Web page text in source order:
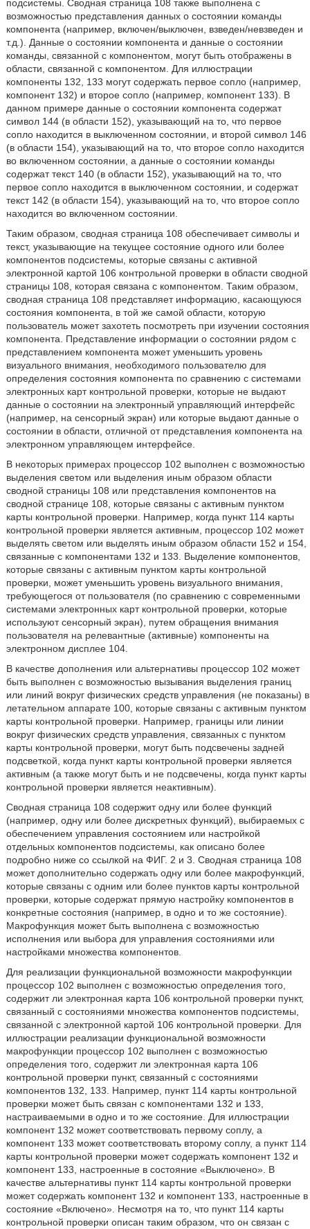
подсистемы. Сводная страница 108 также выполнена с
возможностью представления данных о состоянии команды
компонента (например, включен/выключен, взведен/невзведен и
т.д.). Данные о состоянии компонента и данные о состоянии
команды, связанной с компонентом, могут быть отображены в
области, связанной с компонентом. Для иллюстрации
компоненты 132, 133 могут содержать первое сопло (например,
компонент 132) и второе сопло (например, компонент 133). В
данном примере данные о состоянии компонента содержат
символ 144 (в области 152), указывающий на то, что первое
сопло находится в выключенном состоянии, и второй символ 146
(в области 154), указывающий на то, что второе сопло находится
во включенном состоянии, а данные о состоянии команды
содержат текст 140 (в области 152), указывающий на то, что
первое сопло находится в выключенном состоянии, и содержат
текст 142 (в области 154), указывающий на то, что второе сопло
находится во включенном состоянии.
Таким образом, сводная страница 108 обеспечивает символы и
текст, указывающие на текущее состояние одного или более
компонентов подсистемы, которые связаны с активной
электронной картой 106 контрольной проверки в области сводной
страницы 108, которая связана с компонентом. Таким образом,
сводная страница 108 представляет информацию, касающуюся
состояния компонента, в той же самой области, которую
пользователь может захотеть посмотреть при изучении состояния
компонента. Представление информации о состоянии рядом с
представлением компонента может уменьшить уровень
визуального внимания, необходимого пользователю для
определения состояния компонента по сравнению с системами
электронных карт контрольной проверки, которые не выдают
данные о состоянии на электронный управляющий интерфейс
(например, на сенсорный экран) или которые выдают данные о
состоянии в области, отличной от представления компонента на
электронном управляющем интерфейсе.
В некоторых примерах процессор 102 выполнен с возможностью
выделения светом или выделения иным образом области
сводной страницы 108 или представления компонентов на
сводной странице 108, которые связаны с активным пунктом
карты контрольной проверки. Например, когда пункт 114 карты
контрольной проверки является активным, процессор 102 может
выделять светом или выделять иным образом области 152 и 154,
связанные с компонентами 132 и 133. Выделение компонентов,
которые связаны с активным пунктом карты контрольной
проверки, может уменьшить уровень визуального внимания,
требующегося от пользователя (по сравнению с современными
системами электронных карт контрольной проверки, которые
используют сенсорный экран), путем обращения внимания
пользователя на релевантные (активные) компоненты на
электронном дисплее 104.
В качестве дополнения или альтернативы процессор 102 может
быть выполнен с возможностью вызывания выделения границ
или линий вокруг физических средств управления (не показаны) в
летательном аппарате 100, которые связаны с активным пунктом
карты контрольной проверки. Например, границы или линии
вокруг физических средств управления, связанных с пунктом
карты контрольной проверки, могут быть подсвечены задней
подсветкой, когда пункт карты контрольной проверки является
активным (а также могут быть и не подсвечены, когда пункт карты
контрольной проверки является неактивным).
Сводная страница 108 содержит одну или более функций
(например, одну или более дискретных функций), выбираемых с
обеспечением управления состоянием или настройкой
отдельных компонентов подсистемы, как описано более
подробно ниже со ссылкой на ФИГ. 2 и 3. Сводная страница 108
может дополнительно содержать одну или более макрофункций,
которые связаны с одним или более пунктов карты контрольной
проверки, которые содержат прямую настройку компонентов в
конкретные состояния (например, в одно и то же состояние).
Макрофункция может быть выполнена с возможностью
исполнения или выбора для управления состояниями или
настройками множества компонентов.
Для реализации функциональной возможности макрофункции
процессор 102 выполнен с возможностью определения того,
содержит ли электронная карта 106 контрольной проверки пункт,
связанный с состояниями множества компонентов подсистемы,
связанной с электронной картой 106 контрольной проверки. Для
иллюстрации реализации функциональной возможности
макрофункции процессор 102 выполнен с возможностью
определения того, содержит ли электронная карта 106
контрольной проверки пункт, связанный с состояниями
компонентов 132, 133. Например, пункт 114 карты контрольной
проверки может быть связан с компонентами 132 и 133,
настраиваемыми в одно и то же состояние. Для иллюстрации
компонент 132 может соответствовать первому соплу, а
компонент 133 может соответствовать второму соплу, а пункт 114
карты контрольной проверки может содержать компонент 132 и
компонент 133, настроенные в состояние «Выключено». В
качестве альтернативы пункт 114 карты контрольной проверки
может содержать компонент 132 и компонент 133, настроенные в
состояние «Включено». Несмотря на то, что пункт 114 карты
контрольной проверки описан таким образом, что он связан с